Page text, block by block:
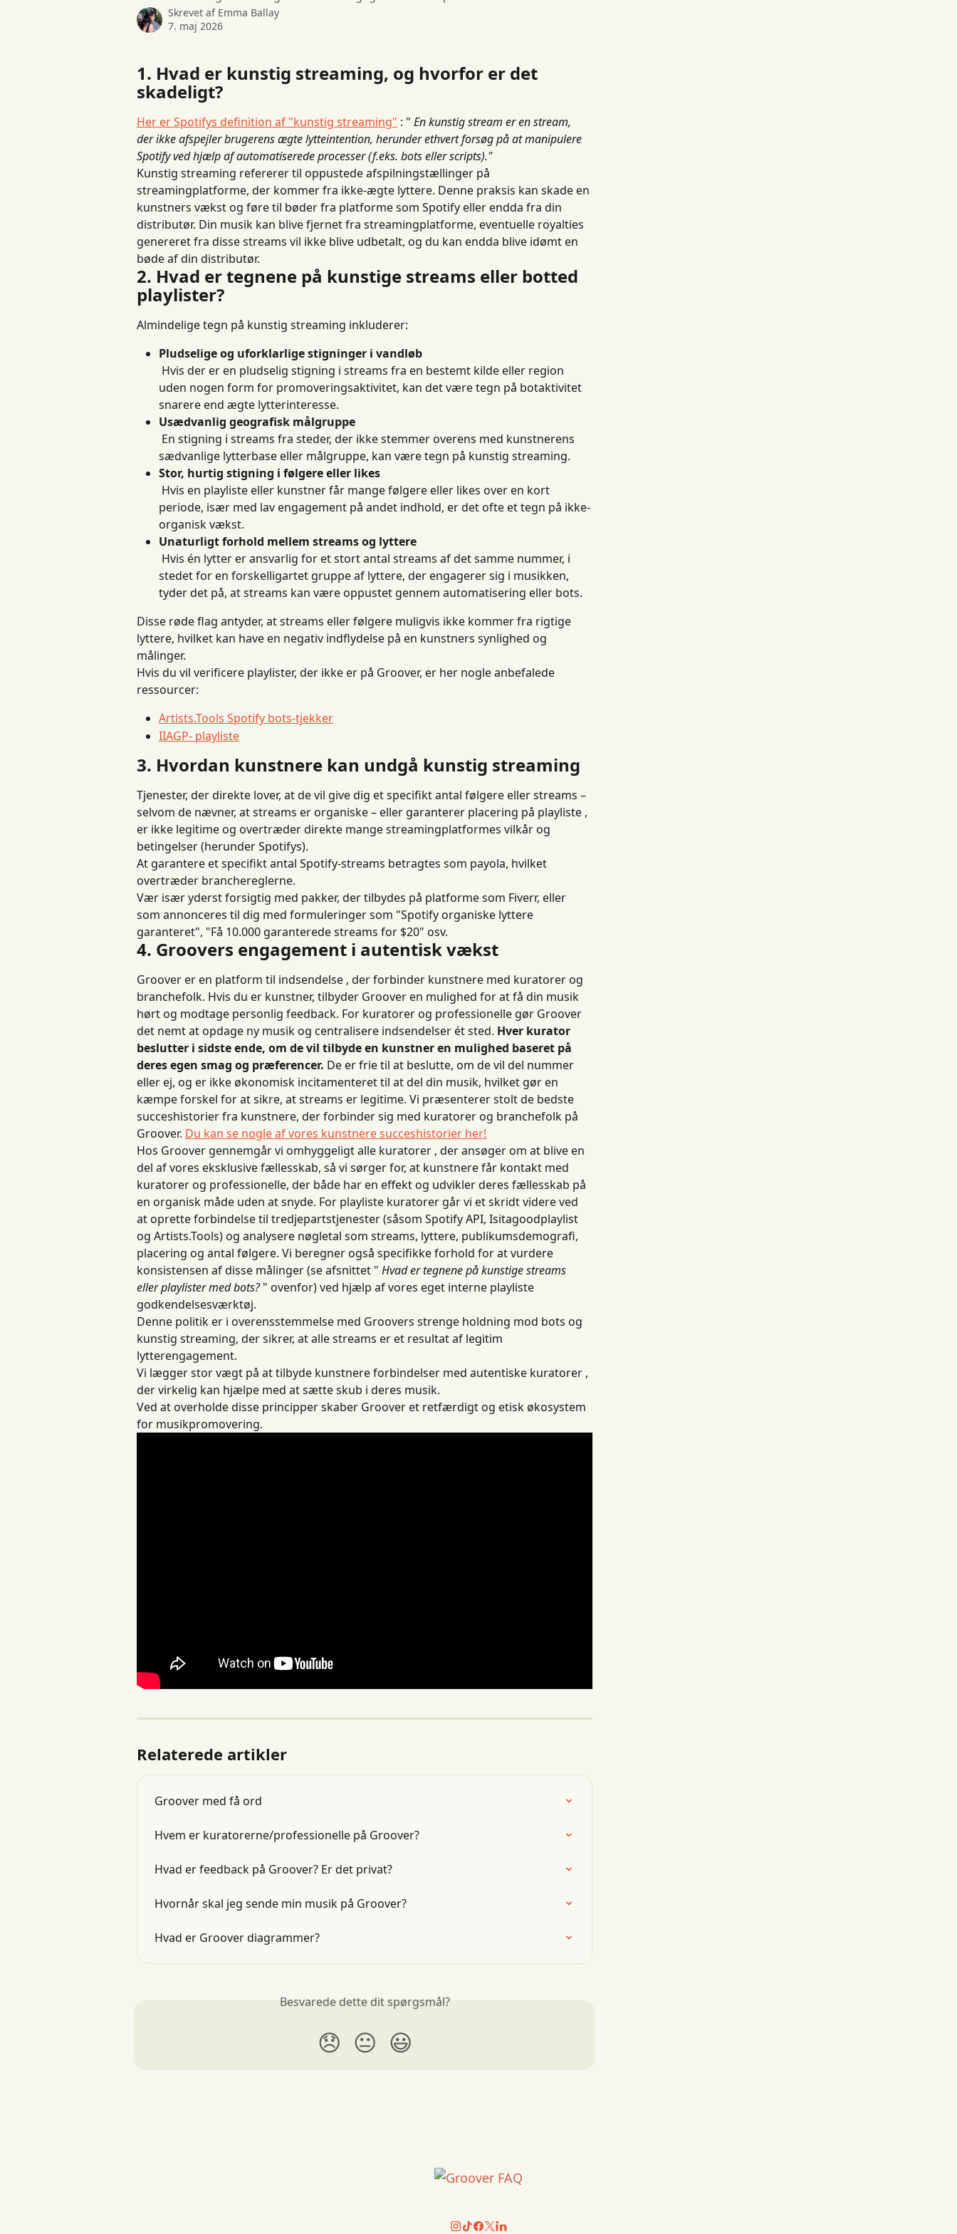
Skrevet af Emma Ballay
7. maj 2026
1. Hvad er kunstig streaming, og hvorfor er det
skadeligt?
Her er Spotifys definition af "kunstig streaming" : " En kunstig stream er en stream,
der ikke afspejler brugerens ægte lytteintention, herunder ethvert forsøg på at manipulere
Spotify ved hjælp af automatiserede processer (f.eks. bots eller scripts)."
Kunstig streaming refererer til oppustede afspilningstællinger på
streamingplatforme, der kommer fra ikke-ægte lyttere. Denne praksis kan skade en
kunstners vækst og føre til bøder fra platforme som Spotify eller endda fra din
distributør. Din musik kan blive fjernet fra streamingplatforme, eventuelle royalties
genereret fra disse streams vil ikke blive udbetalt, og du kan endda blive idømt en
bøde af din distributør.
2. Hvad er tegnene på kunstige streams eller botted
playlister?
Almindelige tegn på kunstig streaming inkluderer:
Pludselige og uforklarlige stigninger i vandløb
Hvis der er en pludselig stigning i streams fra en bestemt kilde eller region
uden nogen form for promoveringsaktivitet, kan det være tegn på botaktivitet
snarere end ægte lytterinteresse.
Usædvanlig geografisk målgruppe
En stigning i streams fra steder, der ikke stemmer overens med kunstnerens
sædvanlige lytterbase eller målgruppe, kan være tegn på kunstig streaming.
Stor, hurtig stigning i følgere eller likes
Hvis en playliste eller kunstner får mange følgere eller likes over en kort
periode, især med lav engagement på andet indhold, er det ofte et tegn på ikke-
organisk vækst.
Unaturligt forhold mellem streams og lyttere
Hvis én lytter er ansvarlig for et stort antal streams af det samme nummer, i
stedet for en forskelligartet gruppe af lyttere, der engagerer sig i musikken,
tyder det på, at streams kan være oppustet gennem automatisering eller bots.
Disse røde flag antyder, at streams eller følgere muligvis ikke kommer fra rigtige
lyttere, hvilket kan have en negativ indflydelse på en kunstners synlighed og
målinger.
Hvis du vil verificere playlister, der ikke er på Groover, er her nogle anbefalede
ressourcer:
Artists.Tools Spotify bots-tjekker
IIAGP- playliste
3. Hvordan kunstnere kan undgå kunstig streaming
Tjenester, der direkte lover, at de vil give dig et specifikt antal følgere eller streams –
selvom de nævner, at streams er organiske – eller garanterer placering på playliste ,
er ikke legitime og overtræder direkte mange streamingplatformes vilkår og
betingelser (herunder Spotifys).
At garantere et specifikt antal Spotify-streams betragtes som payola, hvilket
overtræder branchereglerne.
Vær især yderst forsigtig med pakker, der tilbydes på platforme som Fiverr, eller
som annonceres til dig med formuleringer som "Spotify organiske lyttere
garanteret", "Få 10.000 garanterede streams for $20" osv.
4. Groovers engagement i autentisk vækst
Groover er en platform til indsendelse , der forbinder kunstnere med kuratorer og
branchefolk. Hvis du er kunstner, tilbyder Groover en mulighed for at få din musik
hørt og modtage personlig feedback. For kuratorer og professionelle gør Groover
det nemt at opdage ny musik og centralisere indsendelser ét sted. Hver kurator
beslutter i sidste ende, om de vil tilbyde en kunstner en mulighed baseret på
deres egen smag og præferencer. De er frie til at beslutte, om de vil del nummer
eller ej, og er ikke økonomisk incitamenteret til at del din musik, hvilket gør en
kæmpe forskel for at sikre, at streams er legitime. Vi præsenterer stolt de bedste
succeshistorier fra kunstnere, der forbinder sig med kuratorer og branchefolk på
Groover. Du kan se nogle af vores kunstnere succeshistorier her!
Hos Groover gennemgår vi omhyggeligt alle kuratorer , der ansøger om at blive en
del af vores eksklusive fællesskab, så vi sørger for, at kunstnere får kontakt med
kuratorer og professionelle, der både har en effekt og udvikler deres fællesskab på
en organisk måde uden at snyde. For playliste kuratorer går vi et skridt videre ved
at oprette forbindelse til tredjepartstjenester (såsom Spotify API, Isitagoodplaylist
og Artists.Tools) og analysere nøgletal som streams, lyttere, publikumsdemografi,
placering og antal følgere. Vi beregner også specifikke forhold for at vurdere
konsistensen af ​​disse målinger (se afsnittet " Hvad er tegnene på kunstige streams
eller playlister med bots? " ovenfor) ved hjælp af vores eget interne playliste
godkendelsesværktøj.
Denne politik er i overensstemmelse med Groovers strenge holdning mod bots og
kunstig streaming, der sikrer, at alle streams er et resultat af legitim
lytterengagement.
Vi lægger stor vægt på at tilbyde kunstnere forbindelser med autentiske kuratorer ,
der virkelig kan hjælpe med at sætte skub i deres musik.
Ved at overholde disse principper skaber Groover et retfærdigt og etisk økosystem
for musikpromovering.
Relaterede artikler
Groover med få ord
Hvem er kuratorerne/professionelle på Groover?
Hvad er feedback på Groover? Er det privat?
Hvornår skal jeg sende min musik på Groover?
Hvad er Groover diagrammer?
Besvarede dette dit spørgsmål?
😞 😐 😃